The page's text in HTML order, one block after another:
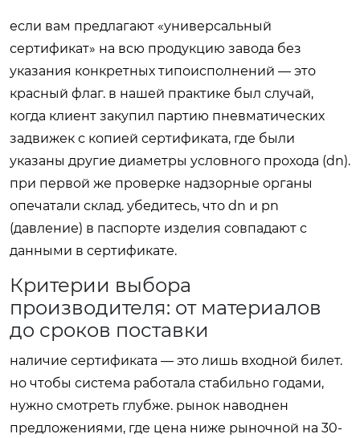
если вам предлагают «универсальный
сертификат» на всю продукцию завода без
указания конкретных типоисполнений — это
красный флаг. в нашей практике был случай,
когда клиент закупил партию пневматических
задвижек с копией сертификата, где были
указаны другие диаметры условного прохода (dn).
при первой же проверке надзорные органы
опечатали склад. убедитесь, что dn и pn
(давление) в паспорте изделия совпадают с
данными в сертификате.
Критерии выбора
производителя: от материалов
до сроков поставки
наличие сертификата — это лишь входной билет.
но чтобы система работала стабильно годами,
нужно смотреть глубже. рынок наводнен
предложениями, где цена ниже рыночной на 30-